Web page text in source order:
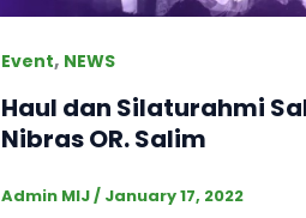
Event, NEWS
Haul dan Silaturahmi
Nibras OR. Salim
Admin MIJ/ January 17, 2022